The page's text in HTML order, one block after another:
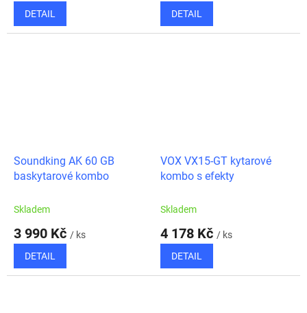
DETAIL
DETAIL
Soundking AK 60 GB
baskytarové kombo
Skladem
3 990 Kč / ks
DETAIL
VOX VX15-GT kytarové
kombo s efekty
Skladem
4 178 Kč / ks
DETAIL